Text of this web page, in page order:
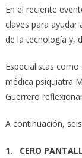
En el reciente
claves para ayudar
de la tecnología y,
Especialistas
médica psiquiatra
Guerrero
A continuación,
1. CERO